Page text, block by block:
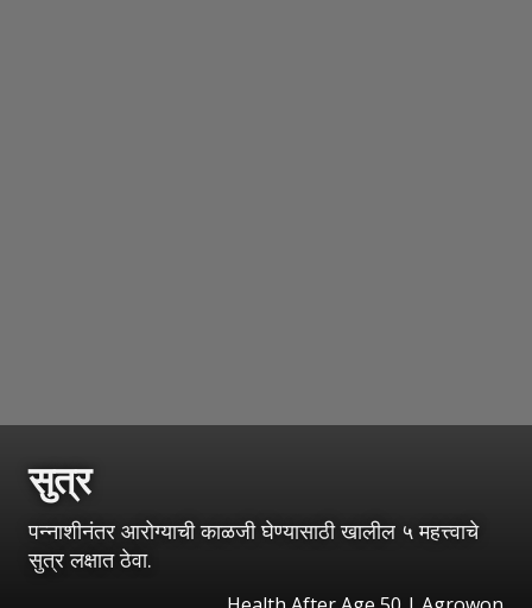
सुत्र
पन्नाशीनंतर आरोग्याची काळजी घेण्यासाठी खालील ५ महत्त्वाचे
सुत्र लक्षात ठेवा.